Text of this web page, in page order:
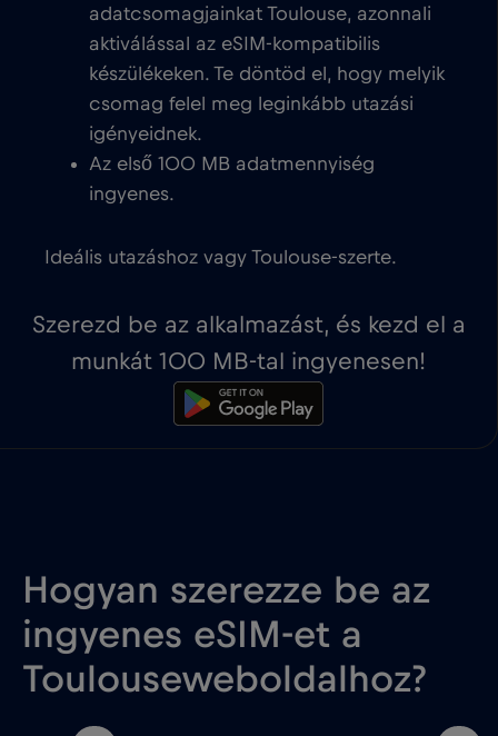
adatcsomagjainkat Toulouse, azonnali
aktiválással az eSIM-kompatibilis
készülékeken. Te döntöd el, hogy melyik
csomag felel meg leginkább utazási
igényeidnek.
Az első 100 MB adatmennyiség
ingyenes.
Ideális utazáshoz vagy Toulouse-szerte.
Szerezd be az alkalmazást, és kezd el a
munkát 100 MB-tal ingyenesen!
Hogyan szerezze be az
ingyenes eSIM-et a
Toulouseweboldalhoz?